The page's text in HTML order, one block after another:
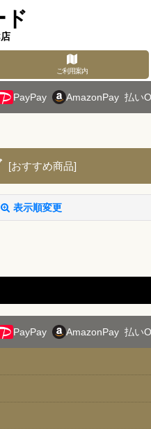
ド
ご利用案内
PayPay AmazonPay 払い
[おすすめ商品]
表示順変更
PayPay AmazonPay 払い